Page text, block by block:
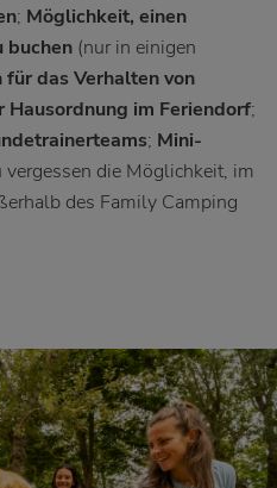
; Möglichkeit, einen
buchen (nur in einigen
für das Verhalten von
Hausordnung im Feriendorf;
; Mini-
vergessen die Möglichkeit, im
des Family Camping